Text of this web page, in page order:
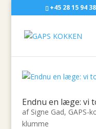
+45 28 15 94 38
Endnu en læge: vi
af Signe Gad, GAPS-
klumme